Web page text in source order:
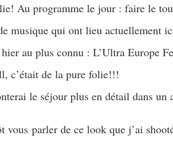
Au programme le jour : faire le
musique qui ont lieu actuellement
au plus connu : L’Ultra Europe
c’était de la pure folie!!!
le séjour plus en détail dans
vous parler de ce look que j’ai